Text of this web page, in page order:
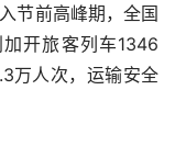
节前高峰期，全国
开旅客列车1346
万人次，运输安全